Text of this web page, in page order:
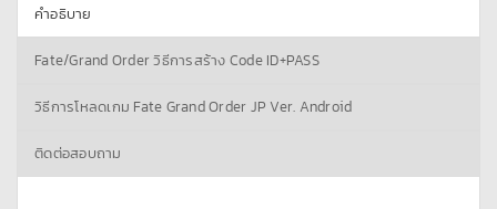
คำอธิบาย
Fate/Grand Order วิธีการสร้าง Code ID+PASS
วิธีการโหลดเกม Fate Grand Order JP Ver. Android
ติดต่อสอบถาม